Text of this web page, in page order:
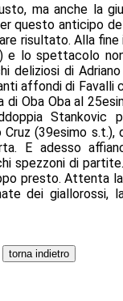
ma anche la
questo anticipo
risultato. Alla
e lo spettacolo
deliziosi di
affondi di Favalli
Oba Oba al
Stankovic
Cruz (39esimo
E adesso
spezzoni di
presto. Attenta
dei giallorossi,